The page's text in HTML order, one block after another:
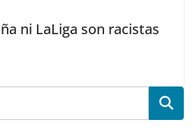
ni LaLiga son racistas